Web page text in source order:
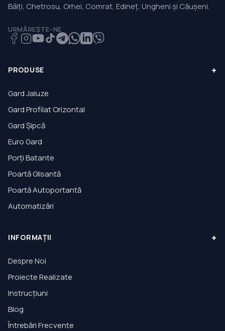
Bălți, Chetrosu, Orhei, Comrat, Edineț, Ungheni și Căușeni.
URMĂREȘTE-NE
PRODUSE +
Gard Jaluze
Gard Profilat Orizontal
Gard Șipcă
Euro Gard
Porți Batante
Poartă Glisantă
Poartă Autoportantă
Automatizări
INFORMAȚII +
Despre Noi
Proiecte Realizate
Instrucțiuni
Blog
Întrebări Frecvente